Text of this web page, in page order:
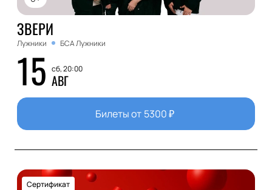
ЗВЕРИ
Лужники БСА Лужники
15 сб, 20:00
АВГ
Билеты от 5300₽
Сертификат